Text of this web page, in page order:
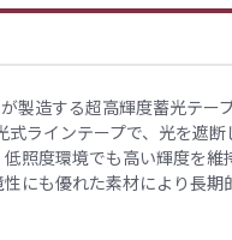
製造する超高輝度蓄光テー
ラインテープで、光を遮断
照度環境でも高い輝度を維
にも優れた素材により長期